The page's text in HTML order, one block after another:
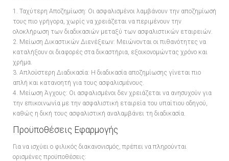
1. Ταχύτερη Αποζημίωση: Οι ασφαλισμένοι λαμβάνουν την αποζημίωσή
τους πιο γρήγορα, χωρίς να χρειάζεται να περιμένουν την
ολοκλήρωση των διαδικασιών μεταξύ των ασφαλιστικών εταιρειών.
2. Μείωση Δικαστικών Διενέξεων: Μειώνονται οι πιθανότητες να
καταλήξουν οι διαφορές στα δικαστήρια, εξοικονομώντας χρόνο και
χρήμα.
3. Απλούστερη Διαδικασία: Η διαδικασία αποζημίωσης γίνεται πιο
απλή και κατανοητή για τους ασφαλισμένους.
4. Μείωση Άγχους: Οι ασφαλισμένοι δεν χρειάζεται να ανησυχούν για
την επικοινωνία με την ασφαλιστική εταιρεία του υπαίτιου οδηγού,
καθώς η δική τους ασφαλιστική αναλαμβάνει τη διαδικασία.
Προϋποθέσεις Εφαρμογής
Για να ισχύει ο φιλικός διακανονισμός, πρέπει να πληρούνται
ορισμένες προϋποθέσεις: